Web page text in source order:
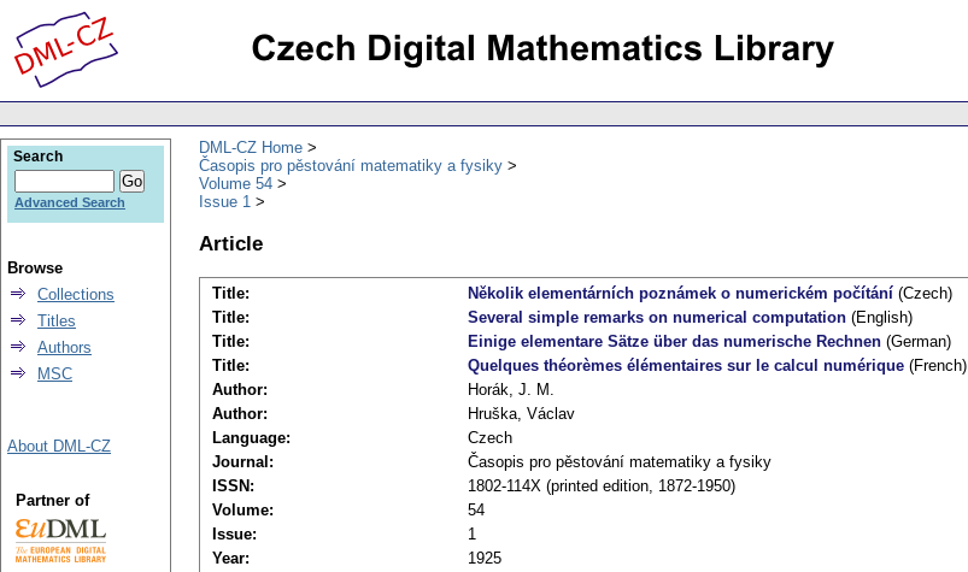
DML-CZ Home
Časopis pro pěstování matematiky a fysiky
Volume 54
Issue 1
Article
Title: Několik elementárních poznámek o numerickém počítání (Czech)
Title:
Several simple remarks on numerical computation (English)
Title:
Einige elementare Sätze über das numerische Rechnen (German)
Title:
Quelques théorèmes élémentaires sur le calcul numérique (French)
Author:
Horák, J. M.
Author:
Hruška, Václav
Language:
Czech
Journal:
Časopis pro pěstování matematiky a fysiky
ISSN:
1802-114X (printed edition, 1872-1950)
Volume:
54
Issue:
1
Year:
1925
Search
Advanced Search
Browse
Collections
Titles
Authors
MSC
About DML-CZ
Partner of